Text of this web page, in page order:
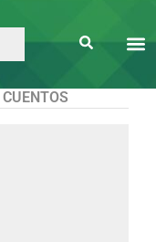
CUENTOS